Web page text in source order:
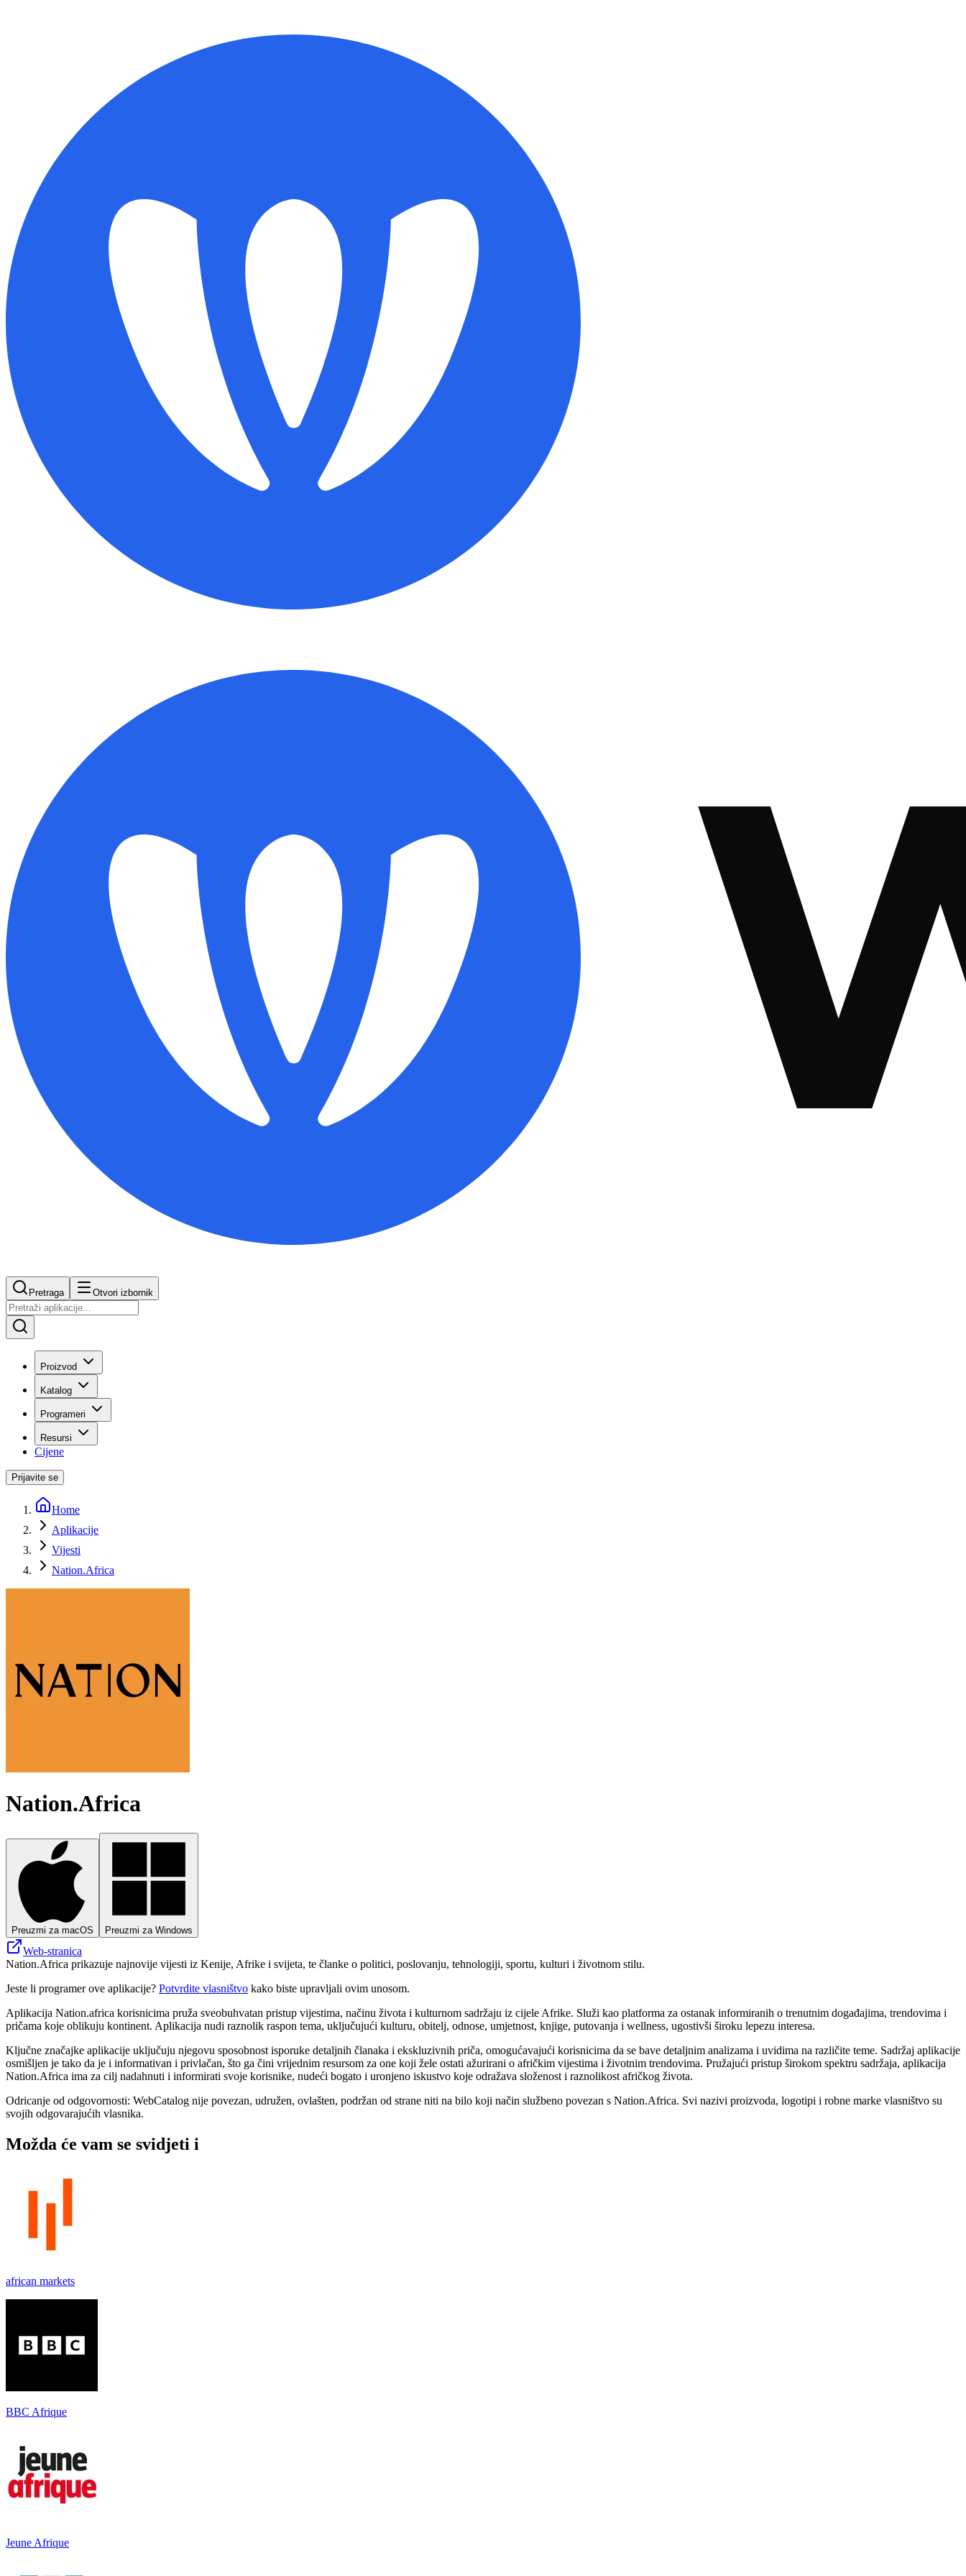
Pretraga Otvori izbornik
Proizvod
Katalog
Programeri
Resursi
Cijene
Prijavite se
Home
Aplikacije
Vijesti
Nation.Africa
Nation.Africa
Preuzmi za macOS Preuzmi za Windows
Web-stranica
Nation.Africa prikazuje najnovije vijesti iz Kenije, Afrike i svijeta, te članke o politici, poslovanju, tehnologiji, sportu, kulturi i životnom stilu.
Jeste li programer ove aplikacije? Potvrdite vlasništvo kako biste upravljali ovim unosom.
Aplikacija Nation.africa korisnicima pruža sveobuhvatan pristup vijestima, načinu života i kulturnom sadržaju iz cijele Afrike. Služi kao platforma za ostanak informiranih o trenutnim događajima, trendovima i
pričama koje oblikuju kontinent. Aplikacija nudi raznolik raspon tema, uključujući kulturu, obitelj, odnose, umjetnost, knjige, putovanja i wellness, ugostivši široku lepezu interesa.
Ključne značajke aplikacije uključuju njegovu sposobnost isporuke detaljnih članaka i ekskluzivnih priča, omogućavajući korisnicima da se bave detaljnim analizama i uvidima na različite teme. Sadržaj aplikacije
osmišljen je tako da je i informativan i privlačan, što ga čini vrijednim resursom za one koji žele ostati ažurirani o afričkim vijestima i životnim trendovima. Pružajući pristup širokom spektru sadržaja, aplikacija
Nation.Africa ima za cilj nadahnuti i informirati svoje korisnike, nudeći bogato i uronjeno iskustvo koje odražava složenost i raznolikost afričkog života.
Odricanje od odgovornosti: WebCatalog nije povezan, udružen, ovlašten, podržan od strane niti na bilo koji način službeno povezan s Nation.Africa. Svi nazivi proizvoda, logotipi i robne marke vlasništvo su
svojih odgovarajućih vlasnika.
Možda će vam se svidjeti i
african markets
BBC Afrique
Jeune Afrique